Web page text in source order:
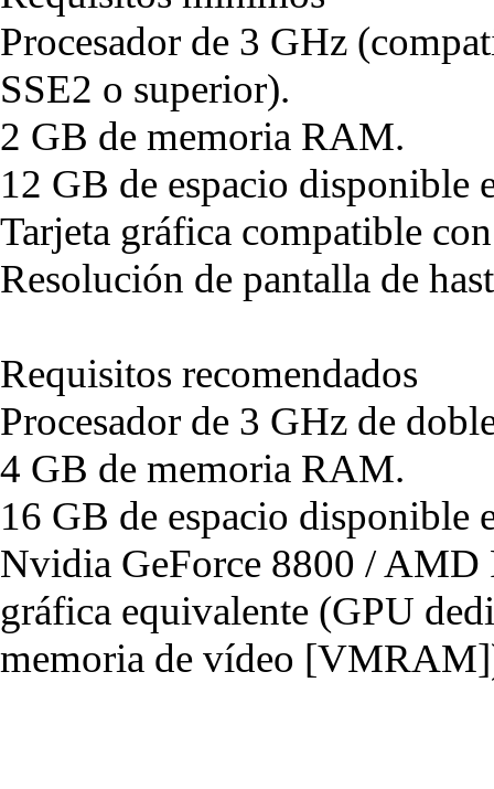
Procesador de 3 GHz
SSE2 o superior).
2 GB de memoria RAM.
12 GB de espacio disponible
Tarjeta gráfica compatible
Resolución de pantalla de
Requisitos recomendados
Procesador de 3 GHz de
4 GB de memoria RAM.
16 GB de espacio disponible
Nvidia GeForce 8800 / AMD
gráfica equivalente (GPU
memoria de vídeo